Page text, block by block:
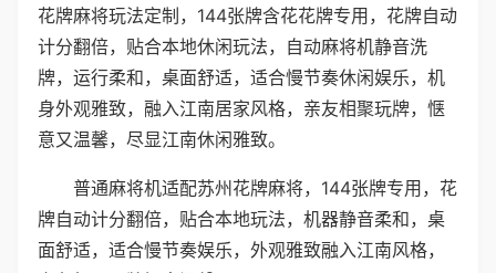
花牌麻将玩法定制，144张牌含花花牌专用，花牌自动
计分翻倍，贴合本地休闲玩法，自动麻将机静音洗
牌，运行柔和，桌面舒适，适合慢节奏休闲娱乐，机
身外观雅致，融入江南居家风格，亲友相聚玩牌，惬
意又温馨，尽显江南休闲雅致。
普通麻将机适配苏州花牌麻将，144张牌专用，花
牌自动计分翻倍，贴合本地玩法，机器静音柔和，桌
面舒适，适合慢节奏娱乐，外观雅致融入江南风格，